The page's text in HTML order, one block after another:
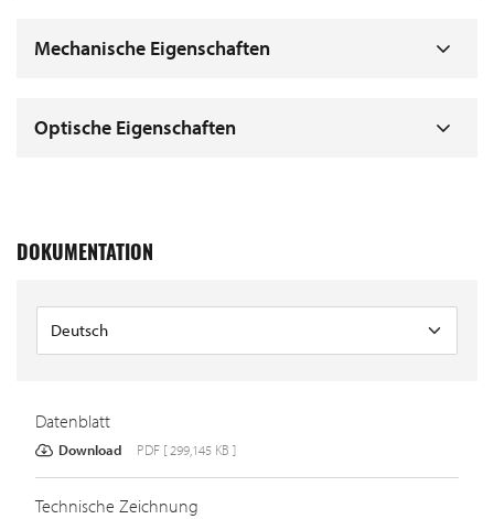
Mechanische Eigenschaften
Optische Eigenschaften
DOKUMENTATION
Datenblatt
Download PDF [ 299,145 KB ]
Technische Zeichnung